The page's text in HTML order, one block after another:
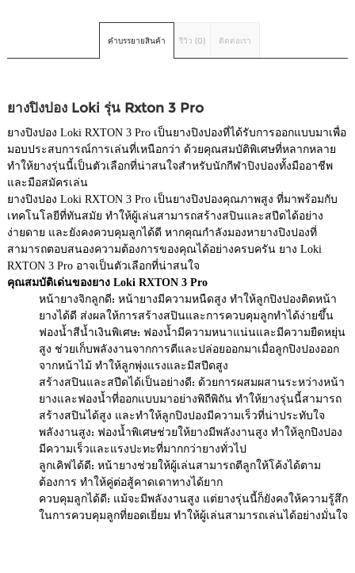
คำบรรยายสินค้า รีวิว (0) ติดต่อเรา
ยางปิงปอง Loki รุ่น Rxton 3 Pro
ยางปิงปอง Loki RXTON 3 Pro เป็นยางปิงปองที่ได้รับการออกแบบมาเพื่อ
มอบประสบการณ์การเล่นที่เหนือกว่า ด้วยคุณสมบัติพิเศษที่หลากหลาย
ทำให้ยางรุ่นนี้เป็นตัวเลือกที่น่าสนใจสำหรับนักกีฬาปิงปองทั้งมืออาชีพ
และมือสมัครเล่น
ยางปิงปอง Loki RXTON 3 Pro เป็นยางปิงปองคุณภาพสูง ที่มาพร้อมกับ
เทคโนโลยีที่ทันสมัย ทำให้ผู้เล่นสามารถสร้างสปินและสปีดได้อย่าง
ง่ายดาย และยังคงควบคุมลูกได้ดี หากคุณกำลังมองหายางปิงปองที่
สามารถตอบสนองความต้องการของคุณได้อย่างครบครัน ยาง Loki
RXTON 3 Pro อาจเป็นตัวเลือกที่น่าสนใจ
คุณสมบัติเด่นของยาง Loki RXTON 3 Pro
หน้ายางจิกลูกดี: หน้ายางมีความหนืดสูง ทำให้ลูกปิงปองติดหน้า
ยางได้ดี ส่งผลให้การสร้างสปินและการควบคุมลูกทำได้ง่ายขึ้น
ฟองน้ำสีน้ำเงินพิเศษ: ฟองน้ำมีความหนาแน่นและมีความยืดหยุ่น
สูง ช่วยเก็บพลังงานจากการตีและปล่อยออกมาเมื่อลูกปิงปองออก
จากหน้าไม้ ทำให้ลูกพุ่งแรงและมีสปีดสูง
สร้างสปินและสปีดได้เป็นอย่างดี: ด้วยการผสมผสานระหว่างหน้า
ยางและฟองน้ำที่ออกแบบมาอย่างพิถีพิถัน ทำให้ยางรุ่นนี้สามารถ
สร้างสปินได้สูง และทำให้ลูกปิงปองมีความเร็วที่น่าประทับใจ
พลังงานสูง: ฟองน้ำพิเศษช่วยให้ยางมีพลังงานสูง ทำให้ลูกปิงปอง
มีความเร็วและแรงปะทะที่มากกว่ายางทั่วไป
ลูกเคิฟได้ดี: หน้ายางช่วยให้ผู้เล่นสามารถตีลูกให้โค้งได้ตาม
ต้องการ ทำให้คู่ต่อสู้คาดเดาทางได้ยาก
ควบคุมลูกได้ดี: แม้จะมีพลังงานสูง แต่ยางรุ่นนี้ก็ยังคงให้ความรู้สึก
ในการควบคุมลูกที่ยอดเยี่ยม ทำให้ผู้เล่นสามารถเล่นได้อย่างมั่นใจ